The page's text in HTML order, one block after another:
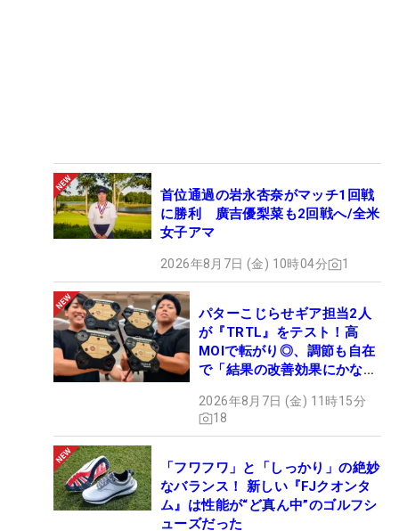
首位通過の岩永杏奈がマッチ1回戦
に勝利 廣吉優梨菜も2回戦へ/全米
女子アマ
2026年8月7日 (金) 10時04分 1
パターこじらせギア担当2人
が『TRTL』をテスト！高
MOIで転がり◎、調節も自在
で「結果の改善効果にかなり
2026年8月7日 (金) 11時15分
18
「フワフワ」と「しっかり」の絶妙
なバランス！ 新しい『FJクオンタ
ム』は性能が“ど真ん中”のゴルフシ
ューズだった